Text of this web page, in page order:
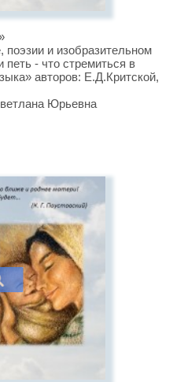
и изобразительном
- что стремиться в
авторов: Е.Д.Критской,
Юрьевна